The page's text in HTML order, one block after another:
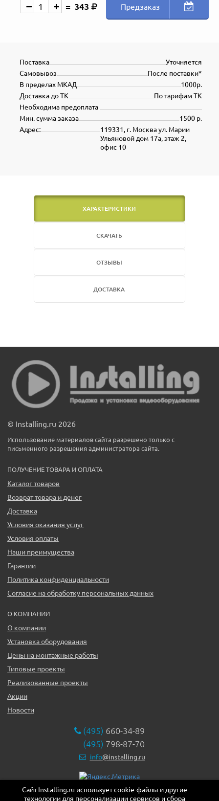
343 Предзаказ
Уточняется
Поставка
После поставки*
Самовывоз
1000р.
В пределах МКАД
По тарифам ТК
Доставка до ТК
Необходима предоплата
1500 р.
Мин. сумма заказа
119331, г. Москва ул. Марии
Ульяновой дом 17а, этаж 2,
офис 10
Адрес:
ХАРАКТЕРИСТИКИ
СКАЧАТЬ
ОТЗЫВЫ
ДОСТАВКА
© Installing.ru 2026
Использование материалов сайта разрешено только с
письменного разрешения администратора сайта.
ПОЛУЧЕНИЕ ТОВАРА И ОПЛАТА
Каталог товаров
Возврат товара и денег
Доставка
Условия оказания услуг
Условия оплаты
Наши преимущества
Гарантии
Политика конфиденциальности
Согласие на обработку персональных данных
О КОМПАНИИ
О компании
Установка оборудования
Цены на монтажные работы
Типовые проекты
Реализованные проекты
Акции
Новости
(495) 660-34-89
(495) 798-87-70
info@installing.ru
119331, г. Москва ул. Марии Ульяновой дом 17а, этаж 2,
офис 10
Сайт Installing.ru использует cookie-файлы и другие
технологии для персонализации сервисов и сбора